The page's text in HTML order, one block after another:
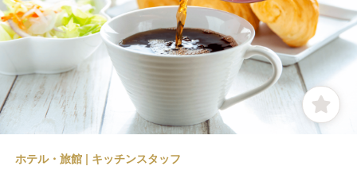
ホテル・旅館 | キッチンスタッフ